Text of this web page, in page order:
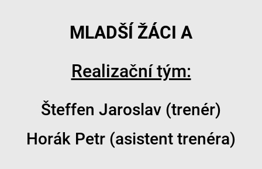
MLADŠÍ ŽÁCI A
Realizační tým:
Šteffen Jaroslav (trenér)
Horák Petr (asistent trenéra)